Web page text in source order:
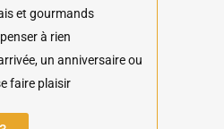
et gourmands
à rien
un anniversaire ou
faire plaisir